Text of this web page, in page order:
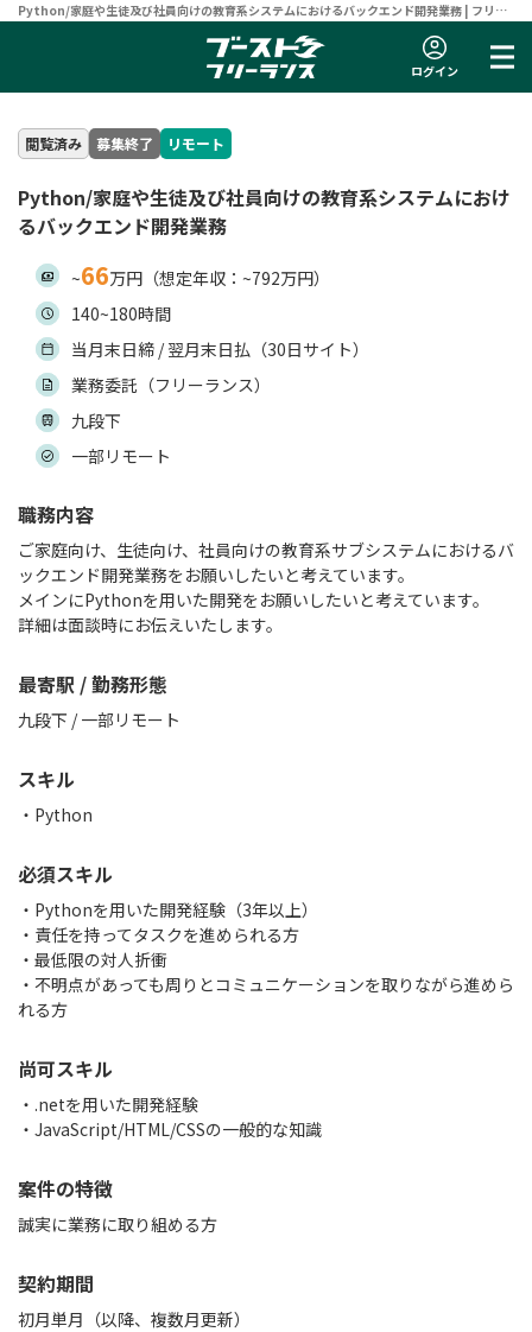
Python/家庭や生徒及び社員向けの教育系システムにおけるバックエンド開発業務 | フリー
ランスエンジニア向け案件サイト 【ブーストフリーランス】
ログイン
閲覧済み 募集終了 リモート
Python/家庭や生徒及び社員向けの教育系システムにおけ
るバックエンド開発業務
~66万円（想定年収：~792万円）
140~180時間
当月末日締 / 翌月末日払（30日サイト）
業務委託（フリーランス）
九段下
一部リモート
職務内容
ご家庭向け、生徒向け、社員向けの教育系サブシステムにおけるバ
ックエンド開発業務をお願いしたいと考えています。
メインにPythonを用いた開発をお願いしたいと考えています。
詳細は面談時にお伝えいたします。
最寄駅 / 勤務形態
九段下 / 一部リモート
スキル
Python
必須スキル
・Pythonを用いた開発経験（3年以上）
・責任を持ってタスクを進められる方
・最低限の対人折衝
・不明点があっても周りとコミュニケーションを取りながら進めら
れる方
尚可スキル
・.netを用いた開発経験
・JavaScript/HTML/CSSの一般的な知識
案件の特徴
誠実に業務に取り組める方
契約期間
初月単月（以降、複数月更新）